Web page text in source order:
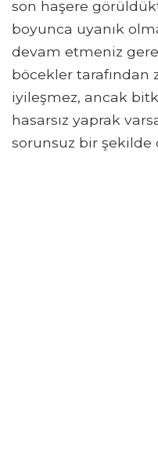
son haşere
boyunca uyanık
devam etmeniz
böcekler tarafından
iyileşmez, ancak
hasarsız yaprak
sorunsuz bir şekilde